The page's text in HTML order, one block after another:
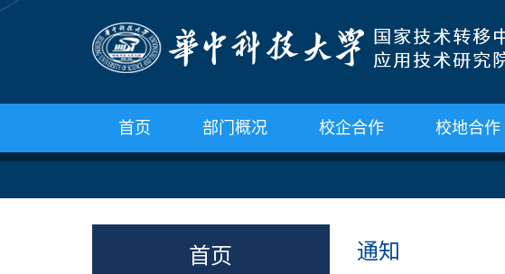
首页 部门概况 校企合作 校地合作
首页 通知